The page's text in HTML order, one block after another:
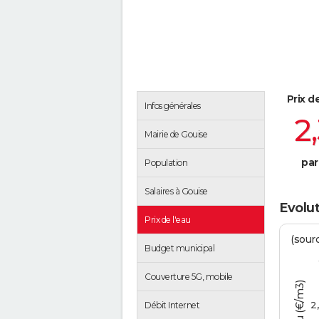
Infos générales
Mairie de Gouise
Population
Salaires à Gouise
Prix de l'eau
Budget municipal
Couverture 5G, mobile
Débit Internet
Prix